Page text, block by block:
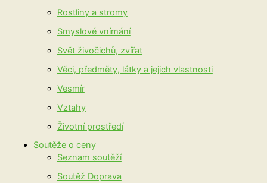
Rostliny a stromy
Smyslové vnímání
Svět živočichů, zvířat
Věci, předměty, látky a jejich vlastnosti
Vesmír
Vztahy
Životní prostředí
Soutěže o ceny
Seznam soutěží
Soutěž Doprava